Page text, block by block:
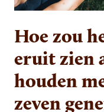
Hoe zou
eruit zien
houden
zeven